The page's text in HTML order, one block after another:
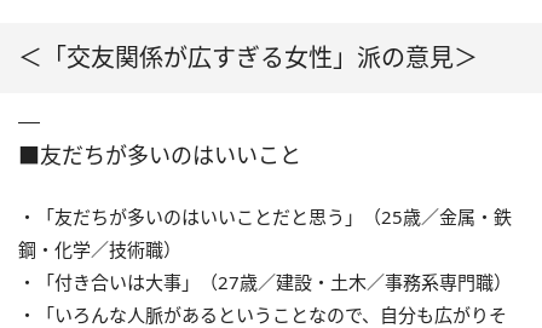
＜「交友関係が広すぎる女性」派の意見＞
■友だちが多いのはいいこと
・「友だちが多いのはいいことだと思う」（25歳／金属・鉄
鋼・化学／技術職）
・「付き合いは大事」（27歳／建設・土木／事務系専門職）
・「いろんな人脈があるということなので、自分も広がりそ